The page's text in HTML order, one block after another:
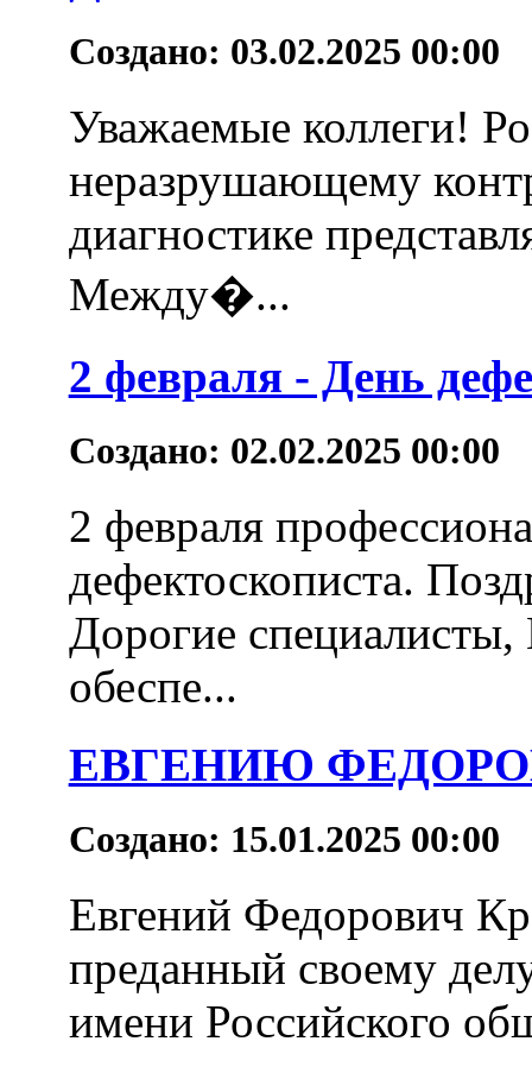
Создано: 03.02.2025 00:00
Уважаемые коллеги!
неразрушающему
диагностике
Между�...
2 февраля - День
Создано: 02.02.2025 00:00
2 февраля
дефектоскописта.
Дорогие
обеспе...
ЕВГЕНИЮ
Создано: 15.01.2025 00:00
Евгений Федорович
преданный своему
имени Российского